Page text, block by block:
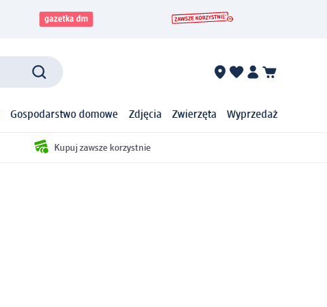
Gospodarstwo domowe Zdjęcia Zwierzęta Wyprzedaż
Kupuj zawsze korzystnie